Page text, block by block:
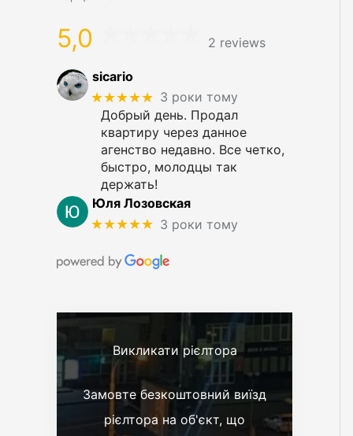
5,0 2 reviews
sicario
★★★★★ 3 роки тому
Добрый день. Продал
квартиру через данное
агенство недавно. Все четко,
быстро, молодцы так
держать!
Юля Лозовская
★★★★★ 3 роки тому
Викликати рієлтора
Замовте безкоштовний виїзд
рієлтора на об'єкт, що